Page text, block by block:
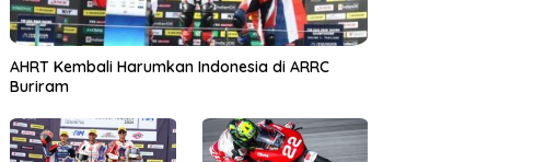
AHRT Kembali Harumkan Indonesia di ARRC
Buriram